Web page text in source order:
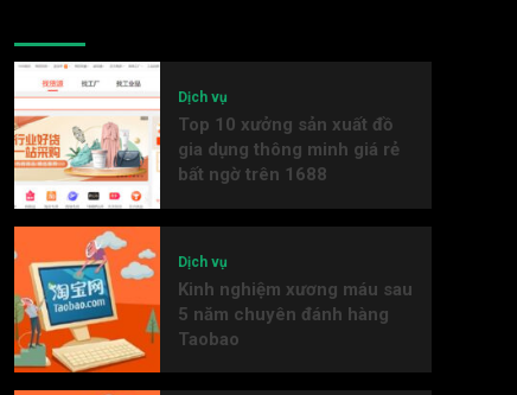
Dịch vụ
Top 10 xưởng sản xuất đồ
gia dụng thông minh giá rẻ
bất ngờ trên 1688
Dịch vụ
Kinh nghiệm xương máu sau
5 năm chuyên đánh hàng
Taobao